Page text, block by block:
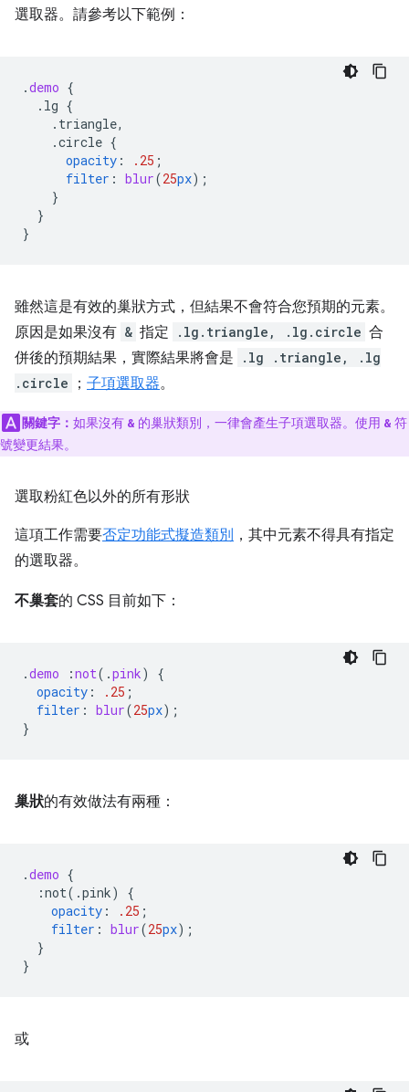
選取器。請參考以下範例：
.demo {
.lg {
.triangle,
.circle {
opacity : .25 ;
filter : blur(25px);
}
}
}
雖然這是有效的巢狀方式，但結果不會符合您預期的元素。
原因是如果沒有 & 指定 .lg.triangle, .lg.circle 合
併後的預期結果，實際結果將會是
.lg .triangle, .lg
.circle
； 子項選取器。
關鍵字： 如果沒有 & 的巢狀類別，一律會產生子項選取器。使用 & 符
號變更結果。
選取粉紅色以外的所有形狀
這項工作需要否定功能式擬造類別 ，其中元素不得具有指定
的選取器。
不巢套的 CSS 目前如下：
.demo :not( .pink)
{
opacity : .25 ;
filter : blur(25px);
}
巢狀的有效做法有兩種：
.demo {
:not(.pink)
{
opacity : .25 ;
filter : blur(25px);
}
}
或